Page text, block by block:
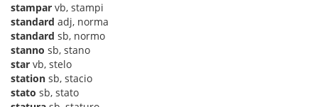
stampar vb, stampi
standard adj, norma
standard sb, normo
stanno sb, stano
star vb, stelo
station sb, stacio
stato sb, stato